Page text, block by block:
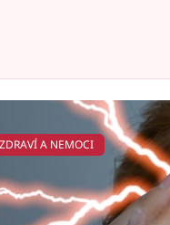
ZDRAVÍ A NEMOCI